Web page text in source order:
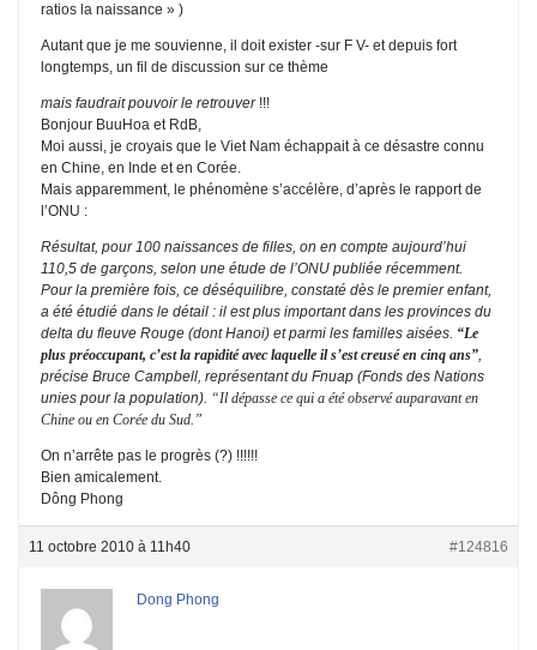
ratios la naissance » )
Autant que je me souvienne, il doit exister -sur F V- et depuis fort
longtemps, un fil de discussion sur ce thème
mais faudrait pouvoir le retrouver !!!
Bonjour BuuHoa et RdB,
Moi aussi, je croyais que le Viet Nam échappait à ce désastre connu
en Chine, en Inde et en Corée.
Mais apparemment, le phénomène s’accélère, d’après le rapport de
l’ONU :
Résultat, pour 100 naissances de filles, on en compte aujourd’hui
110,5 de garçons, selon une étude de l’ONU publiée récemment.
Pour la première fois, ce déséquilibre, constaté dès le premier enfant,
a été étudié dans le détail : il est plus important dans les provinces du
delta du fleuve Rouge (dont Hanoi) et parmi les familles aisées. “Le
plus préoccupant, c’est la rapidité avec laquelle il s’est creusé en cinq ans”,
précise Bruce Campbell, représentant du Fnuap (Fonds des Nations
unies pour la population). “Il dépasse ce qui a été observé auparavant en
Chine ou en Corée du Sud.”
On n’arrête pas le progrès (?) !!!!!!
Bien amicalement.
Dông Phong
11 octobre 2010 à 11h40 #124816
Dong Phong